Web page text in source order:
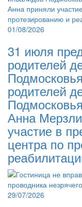
01/08/2026
31 июля
родителей
родителей
Анна
участие в
центра по
29/07/2026